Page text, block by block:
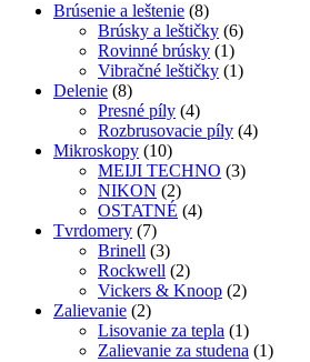
Brúsenie a leštenie (8)
Brúsky a leštičky (6)
Rovinné brúsky (1)
Vibračné leštičky (1)
Delenie (8)
Presné píly (4)
Rozbrusovacie píly (4)
Mikroskopy (10)
MEIJI TECHNO (3)
NIKON (2)
OSTATNÉ (4)
Tvrdomery (7)
Brinell (3)
Rockwell (2)
Vickers & Knoop (2)
Zalievanie (2)
Lisovanie za tepla (1)
Zalievanie za studena (1)